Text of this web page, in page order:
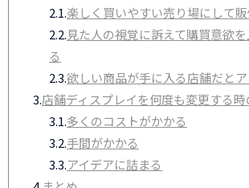
2.1.楽しく買いやすい売り場にして
2.2.見た人の視覚に訴えて購買意欲
る
2.3.欲しい商品が手に入る店舗だと
3.店舗ディスプレイを何度も変更する
3.1.多くのコストがかかる
3.2.手間がかかる
3.3.アイデアに詰まる